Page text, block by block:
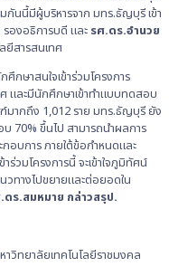
กันนี้มีผู้บริหารจาก มทร.ธัญบุรี เข้า
รองอธิการบดี และ รศ.ดร.อำนวย
ยีสารสนเทศ
กษาสนใจเข้าร่วมโครงการ
และมีนักศึกษาเข้าทำแบบทดสอบ
มากถึง 1,012 ราย มทร.ธัญบุรี ยัง
70% ขึ้นไป สามารถนำผลการ
อบการ ภายใต้ข้อกำหนดและ
วมโครงการนี้ จะเข้าใจภูมิทัศน์
วทางไปขยายและต่อยอดใน
ดร.สมหมาย กล่าวสรุป.
วิทยาลัยเทคโนโลยีราชมงคล